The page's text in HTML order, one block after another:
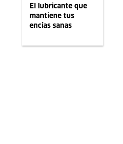
El lubricante que
mantiene tus
encías sanas